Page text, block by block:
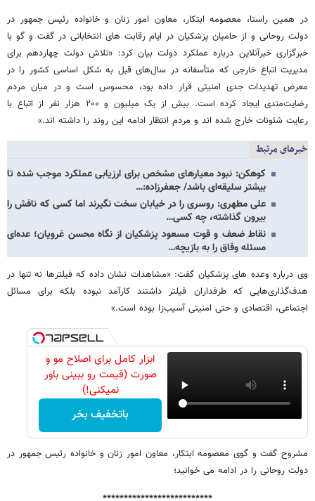
در همین راستا، معصومه ابتکار، معاون امور زنان و خانواده رئیس جمهور در
دولت روحانی و از حامیان پزشکیان در ایام رقابت های انتخاباتی در گفت و گو با
خبرگزاری خبرآنلاین درباره عملکرد دولت بیان کرد: «تلاش دولت چهاردهم برای
مدیریت اتباع خارجی که متأسفانه در سال‌های قبل به شکل اساسی کشور را در
معرض تهدیدات جدی امنیتی قرار داده بود، محسوس است و در میان مردم
رضایت‌مندی ایجاد کرده است. بیش از یک میلیون و ۲۰۰ هزار نفر از اتباع با
رعایت شئونات خارج شده اند و مردم انتظار ادامه این روند را داشته اند.»
خبرهای مرتبط
کوهکن: نبود معیارهای مشخص برای ارزیابی عملکرد موجب شده تا
بیشتر سلیقه‌ای باشد/ جعفرزاده:…
علی مطهری: روسری را در خیابان سخت نگیرند اما کسی که نافش را
بیرون گذاشته، چه کسی…
نقاط ضعف و قوت مسعود پزشکیان از نگاه محسن غرویان؛ عده‌ای
مسئله وفاق را به بازیچه…
وی درباره وعده های پزشکیان گفت: «مشاهدات نشان داده که فیلترها نه تنها در
هدف‌گذاری‌هایی که طرفداران فیلتر داشتند کارآمد نبوده بلکه برای مسائل
اجتماعی، اقتصادی و حتی امنیتی آسیب‌زا بوده است.»
ابزار کامل برای اصلاح مو و
صورت (قیمت رو ببینی باور
نمیکنی!)
باتخفیف بخر
مشروح گفت و گوی معصومه ابتکار، معاون امور زنان و خانواده رئیس جمهور در
دولت روحانی را در ادامه می خوانید؛